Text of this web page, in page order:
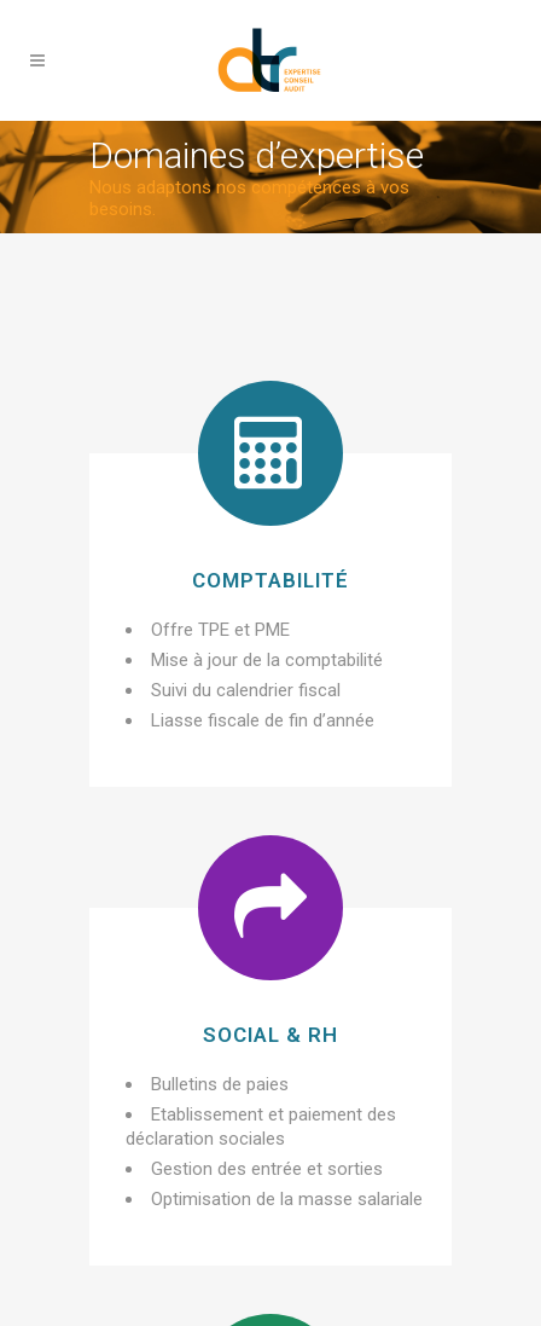
Domaines d’expertise
Nous adaptons nos compétences à vos
besoins.
COMPTABILITÉ
Offre TPE et PME
Mise à jour de la comptabilité
Suivi du calendrier fiscal
Liasse fiscale de fin d’année
SOCIAL & RH
Bulletins de paies
Etablissement et paiement des
déclaration sociales
Gestion des entrée et sorties
Optimisation de la masse salariale